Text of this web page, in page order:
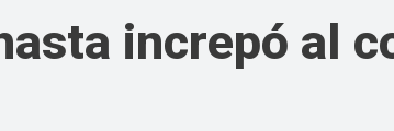
increpó al